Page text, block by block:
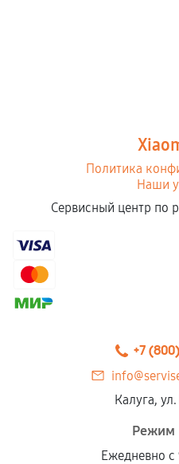
Политика
Наши
Сервисный центр по
+7
Калуга,
Режим
Ежедневно